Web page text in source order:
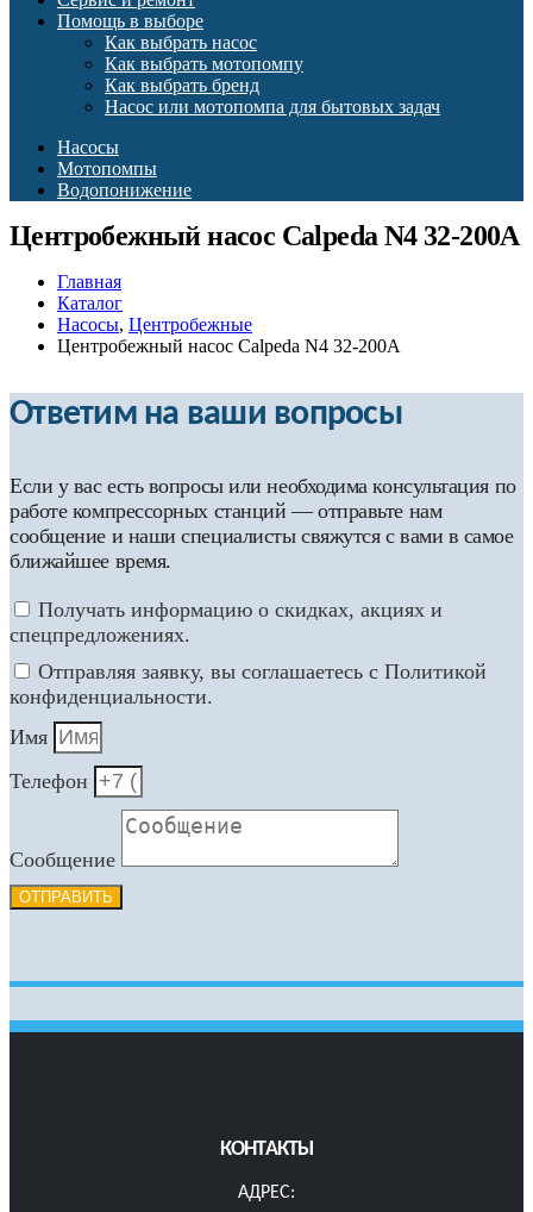
Помощь в выборе
Как выбрать насос
Как выбрать мотопомпу
Как выбрать бренд
Насос или мотопомпа для бытовых задач
Насосы
Мотопомпы
Водопонижение
Центробежный насос Calpeda N4 32-200A
Главная
Каталог
Насосы, Центробежные
Центробежный насос Calpeda N4 32-200A
Ответим на ваши вопросы
Если у вас есть вопросы или необходима консультация по
работе компрессорных станций — отправьте нам
сообщение и наши специалисты свяжутся с вами в самое
ближайшее время.
Получать информацию о скидках, акциях и
спецпредложениях.
Отправляя заявку, вы соглашаетесь с Политикой
конфиденциальности.
Имя
Телефон
Сообщение
ОТПРАВИТЬ
КОНТАКТЫ
АДРЕС: